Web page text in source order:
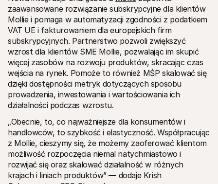
zaawansowane rozwiązanie subskrypcyjne dla klientów
Mollie i pomaga w automatyzacji zgodności z podatkiem
VAT UE i fakturowaniem dla europejskich firm
subskrypcyjnych. Partnerstwo pozwoli zwiększyć
wzrost dla klientów SME Mollie, pozwalając im skupić
więcej zasobów na rozwoju produktów, skracając czas
wejścia na rynek. Pomoże to również MŚP skalować się
dzięki dostępności metryk dotyczących sposobu
prowadzenia, inwestowania i wartościowania ich
działalności podczas wzrostu.
„Obecnie, to, co najważniejsze dla konsumentów i
handlowców, to szybkość i elastyczność. Współpracując
z Mollie, cieszymy się, że możemy zaoferować klientom
możliwość rozpoczęcia niemal natychmiastowo i
rozwijać się oraz skalować działalność w różnych
krajach i liniach produktów” — dodaje Krish